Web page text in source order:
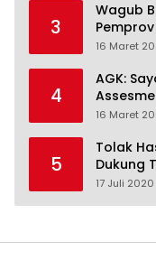
3
Wagub
16 Maret
4
AGK:
16 Maret
5
Tolak
Dukung
17 Juli 2020